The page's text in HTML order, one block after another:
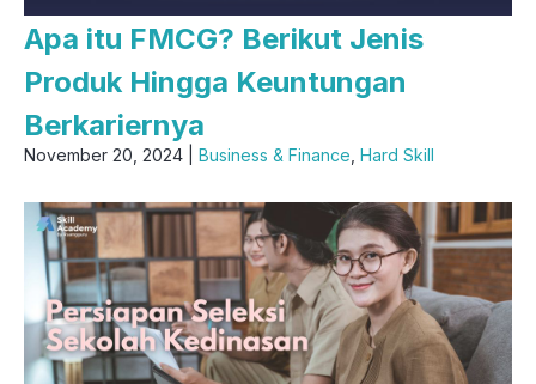
Apa itu FMCG? Berikut Jenis
Produk Hingga Keuntungan
Berkariernya
November 20, 2024 | Business & Finance Hard Skill